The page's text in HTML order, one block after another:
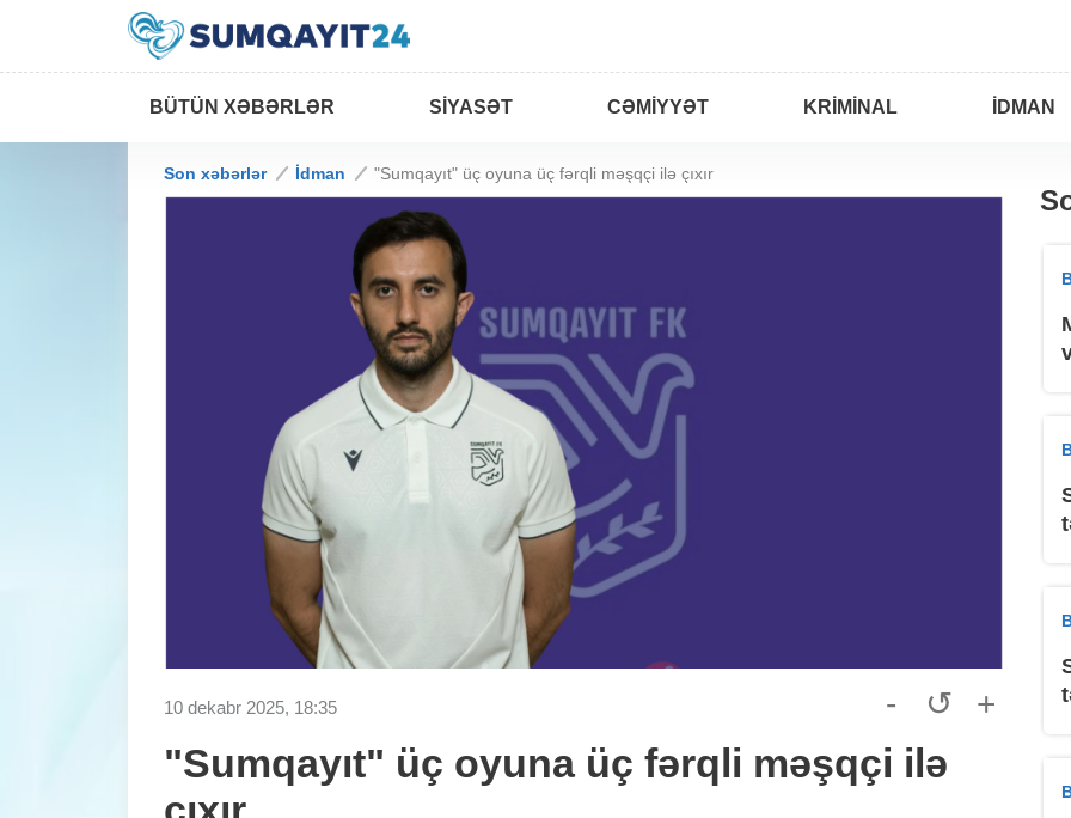
BÜTÜN XƏBƏRLƏR SIYASƏT CƏMIYYƏT KRIMINAL İDMAN
Son xəbərlər İdman "Sumqayıt" üç oyuna üç fərqli məşqçi ilə çıxır
10 dekabr 2025, 18:35 - ↺ +
"Sumqayıt" üç oyuna üç fərqli məşqçi ilə